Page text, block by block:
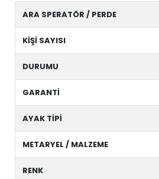
ARA SPERATÖR / PERDE
KİŞİ SAYISI
DURUMU
GARANTİ
AYAK TİPİ
METARYEL / MALZEME
RENK